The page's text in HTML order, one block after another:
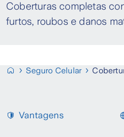
Coberturas completas
furtos, roubos e danos
Seguro Celular
Vantagens